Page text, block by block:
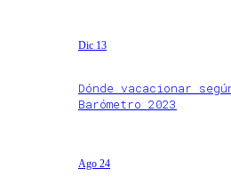
Dic 13
Dónde vacacionar
Barómetro 2023
Ago 24